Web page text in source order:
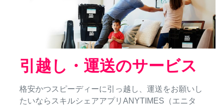
引越し・運送のサービス
格安かつスピーディーに引っ越し、運送をお願いし
たいならスキルシェアアプリANYTIMES（エニタ